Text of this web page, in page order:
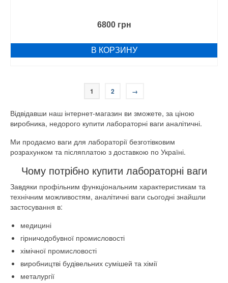
6800 грн
В КОРЗИНУ
1 2 →
Відвідавши наш інтернет-магазин ви зможете, за ціною
виробника, недорого купити лабораторні ваги аналітичні.
Ми продаємо ваги для лабораторії безготівковим
розрахунком та післяплатою з доставкою по Україні.
Чому потрібно купити лабораторні ваги
Завдяки профільним функціональним характеристикам та
технічним можливостям, аналітичні ваги сьогодні знайшли
застосування в:
медицині
гірничодобувної промисловості
хімічної промисловості
виробництві будівельних сумішей та хімії
металургії